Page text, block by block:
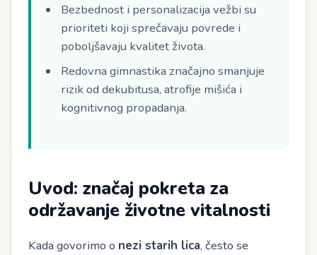
Bezbednost i personalizacija vežbi su
prioriteti koji sprečavaju povrede i
poboljšavaju kvalitet života.
Redovna gimnastika značajno smanjuje
rizik od dekubitusa, atrofije mišića i
kognitivnog propadanja.
Uvod: značaj pokreta za
održavanje životne vitalnosti
Kada govorimo o nezi starih lica, često se